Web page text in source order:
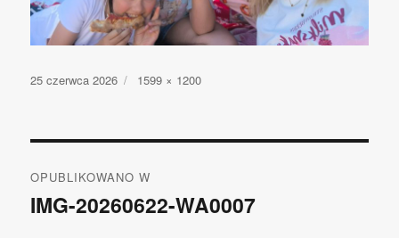
Opublikowano
25 czerwca 2026
Pełny
1599 × 1200
wpisu
OPUBLIKOWANO W
IMG-20260622-WA0007